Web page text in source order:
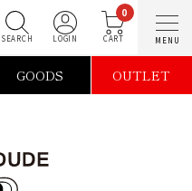
0
GOODS OUTLET